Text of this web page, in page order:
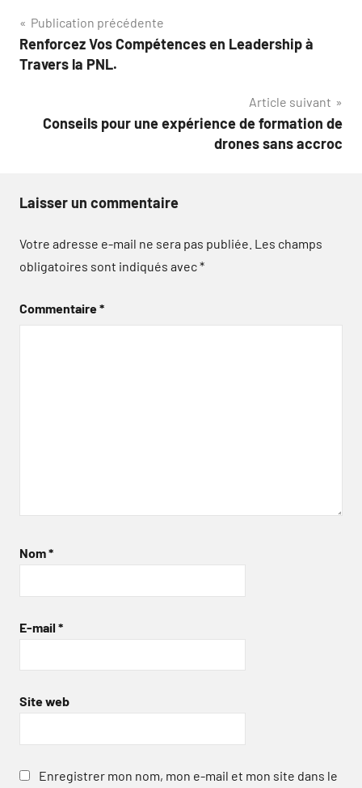
Navigation
de
Publication précédente
Renforcez Vos Compétences en Leadership à
Travers la PNL.
Article suivant
Conseils pour une expérience de formation de
drones sans accroc
Laisser un commentaire
Votre adresse e-mail ne sera pas publiée. Les champs
obligatoires sont indiqués avec*
Commentaire*
Nom*
E-mail *
Site web
Enregistrer mon nom, mon e-mail et mon site dans le